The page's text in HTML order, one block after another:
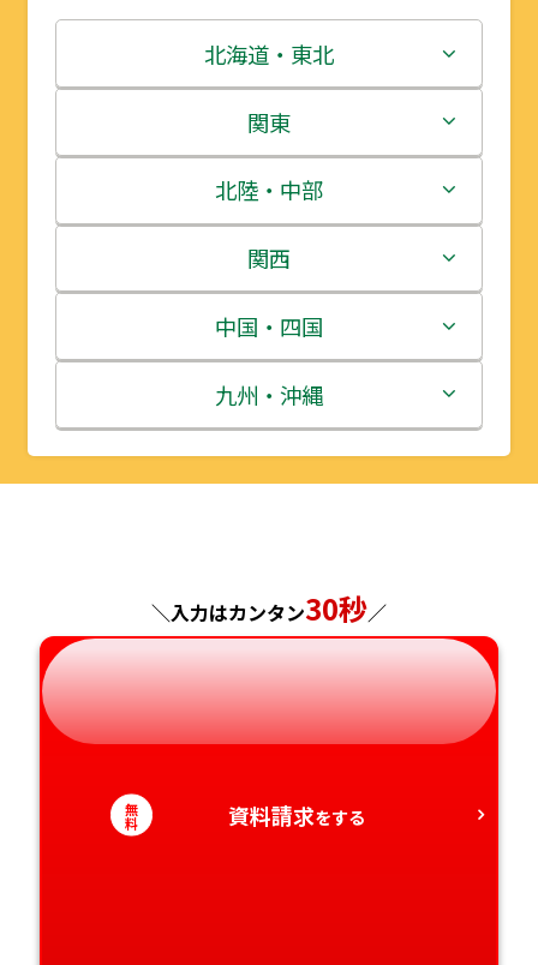
北海道・東北
北海道
青森県
岩手県
宮城県
秋田県
山形県
関東
茨城県
栃木県
群馬県
埼玉県
千葉県
北陸・中部
新潟県
富山県
石川県
福井県
岐阜県
静岡県
関西
三重県
滋賀県
京都府
奈良県
和歌山県
中国・四国
鳥取県
島根県
山口県
徳島県
九州・沖縄
福岡県
熊本県
大分県
＼入力はカンタン30秒／
無
料 資料請求をする